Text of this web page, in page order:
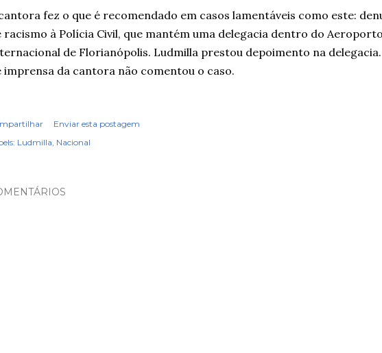
fez o que é recomendado em casos lamentáveis como este:
racismo à Polícia Civil, que mantém uma delegacia dentro do Aeroporto
de Florianópolis. Ludmilla prestou depoimento na delegacia.
imprensa da cantora não comentou o caso.
Enviar esta postagem
Ludmilla Nacional